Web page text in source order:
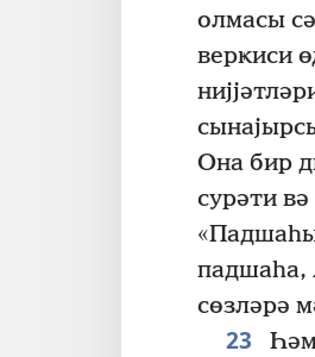
олмасы
верҝиси
Она бир
сурәти
падшаһа,
сөзләрә
23